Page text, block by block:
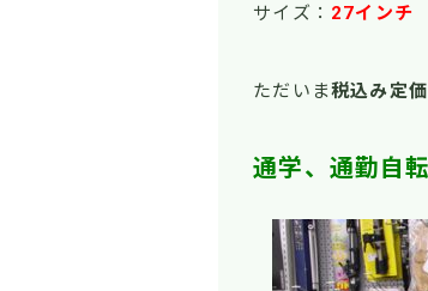
サイズ： 27インチ
ただいま税込み定
通学、通勤自